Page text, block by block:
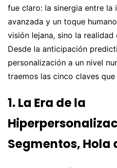
fue claro: la sinergia entre
avanzada y un toque
visión lejana, sino la
Desde la anticipación
personalización a un nivel
traemos las cinco claves
1. La Era de la
Segmentos, Hola